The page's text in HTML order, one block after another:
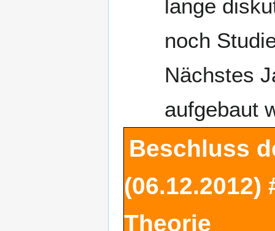
lange
noch
Nächstes
aufgebaut
Beschluss
Theorie